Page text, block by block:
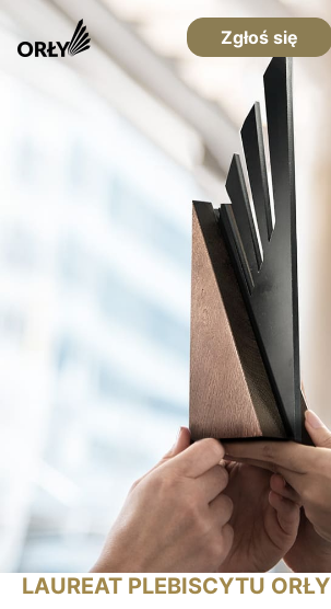
Zgłoś się
LAUREAT PLEBISCYTU ORŁY